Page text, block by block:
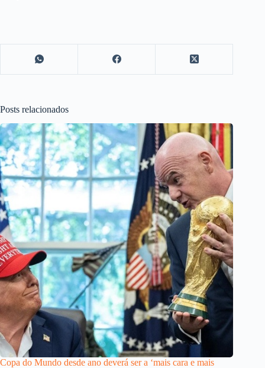
Posts relacionados
Copa do Mundo desde ano deverá ser a ‘mais cara e mais